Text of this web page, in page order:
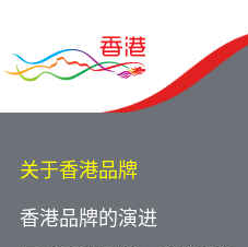
关于香港品牌
香港品牌的演进